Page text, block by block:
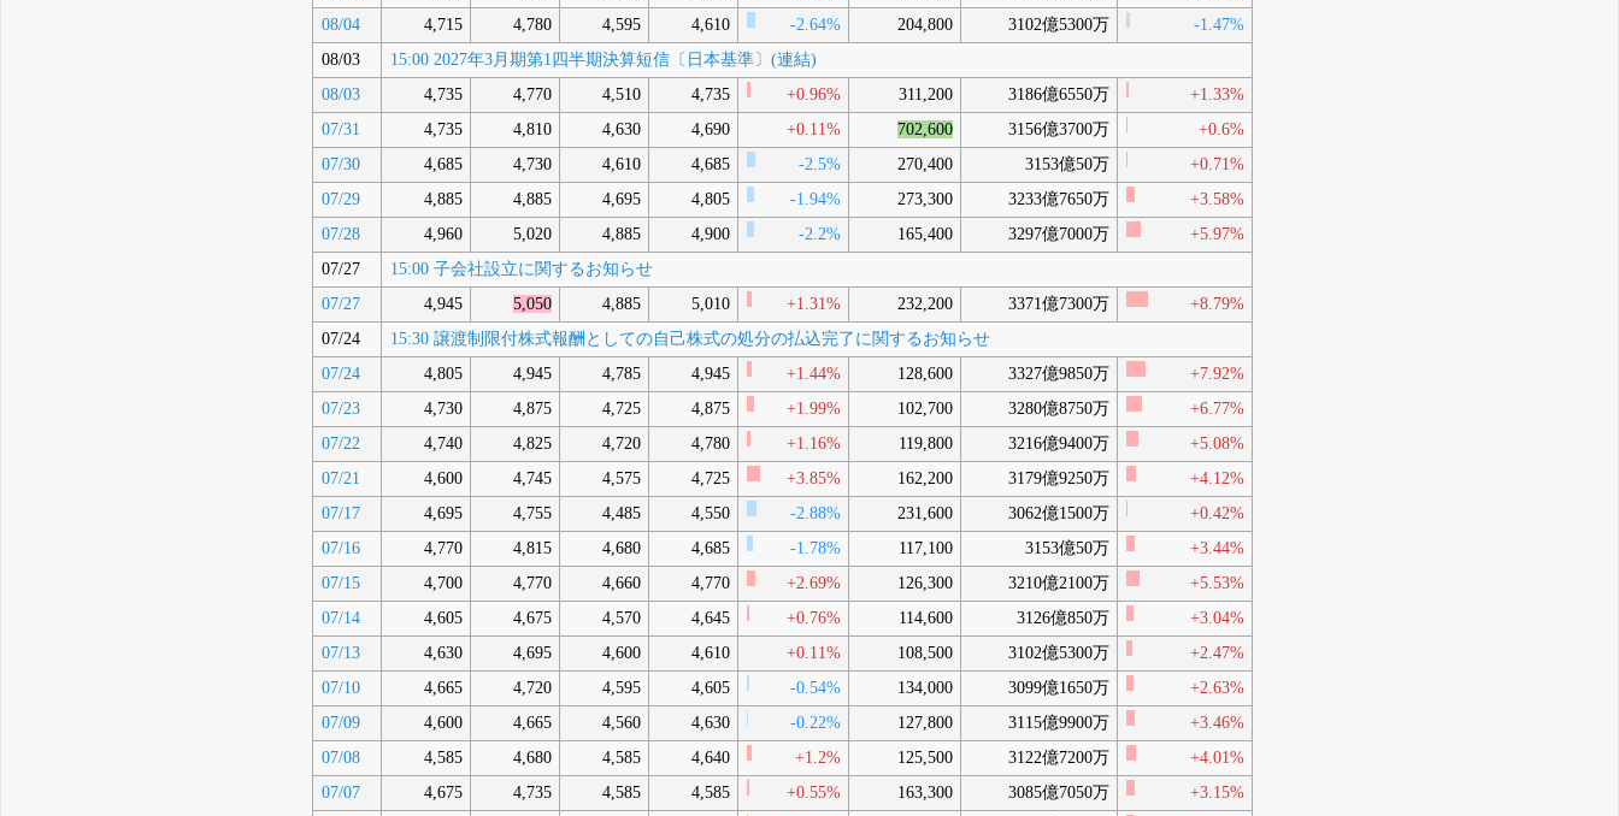
08/04
4,715 4,780 4,595 4,610 -2.64% 204,800 3102億5300万
-1.47%
08/03
15:00 2027年3月期第1四半期決算短信〔日本基準〕(連結)
08/03
4,735 4,770 4,510 4,735 +0.96% 311,200 3186億6550万
+1.33%
07/31
4,735 4,810 4,630 4,690 +0.11% 702,600 3156億3700万
+0.6%
07/30
4,685 4,730 4,610 4,685 -2.5% 270,400 3153億50万
+0.71%
07/29
4,885 4,885 4,695 4,805 -1.94% 273,300 3233億7650万
+3.58%
07/28
4,960 5,020 4,885 4,900 -2.2% 165,400 3297億7000万
+5.97%
07/27
15:00 子会社設立に関するお知らせ
07/27
4,945 5,050 4,885 5,010 +1.31% 232,200 3371億7300万
+8.79%
07/24
15:30 譲渡制限付株式報酬としての自己株式の処分の払込完了に関するお知らせ
07/24
4,805 4,945 4,785 4,945 +1.44% 128,600 3327億9850万
+7.92%
07/23
4,730 4,875 4,725 4,875 +1.99% 102,700 3280億8750万
+6.77%
07/22
4,740 4,825 4,720 4,780 +1.16% 119,800 3216億9400万
+5.08%
07/21
4,600 4,745 4,575 4,725 +3.85% 162,200 3179億9250万
+4.12%
07/17
4,695 4,755 4,485 4,550 -2.88% 231,600 3062億1500万
+0.42%
07/16
4,770 4,815 4,680 4,685 -1.78% 117,100 3153億50万
+3.44%
07/15
4,700 4,770 4,660 4,770 +2.69% 126,300 3210億2100万
+5.53%
07/14
4,605 4,675 4,570 4,645 +0.76% 114,600 3126億850万
+3.04%
07/13
4,630 4,695 4,600 4,610 +0.11% 108,500 3102億5300万
+2.47%
07/10
4,665 4,720 4,595 4,605 -0.54% 134,000 3099億1650万
+2.63%
07/09
4,600 4,665 4,560 4,630 -0.22% 127,800 3115億9900万
+3.46%
07/08
4,585 4,680 4,585 4,640 +1.2% 125,500 3122億7200万
+4.01%
07/07
4,675 4,735 4,585 4,585 +0.55% 163,300 3085億7050万
+3.15%